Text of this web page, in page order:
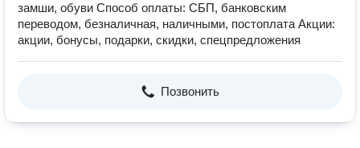
замши, обуви Способ оплаты: СБП, банковским
переводом, безналичная, наличными, постоплата Акции:
акции, бонусы, подарки, скидки, спецпредложения
Позвонить